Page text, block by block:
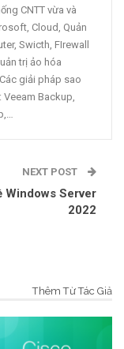
CNTT vừa và
Cloud, Quản
Swicth, FIrewall
trị ảo hóa
giải pháp sao
Veeam Backup,
NEXT POST
Windows Server
2022
Thêm Từ Tác Giả